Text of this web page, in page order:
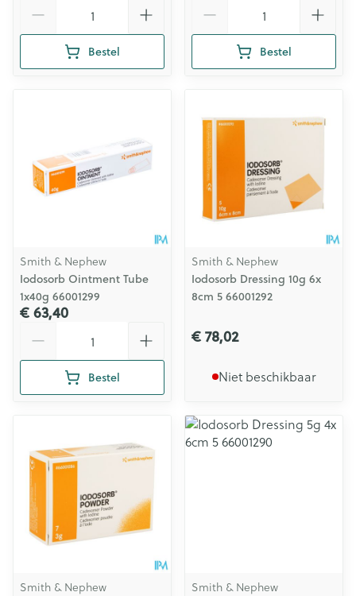
Bestel Bestel
Smith & Nephew
Iodosorb Ointment Tube
1x40g 66001299
€ 63,40
Bestel
Smith & Nephew
Iodosorb Dressing 10g 6x
8cm 5 66001292
€ 78,02
Niet beschikbaar
Smith & Nephew Smith & Nephew